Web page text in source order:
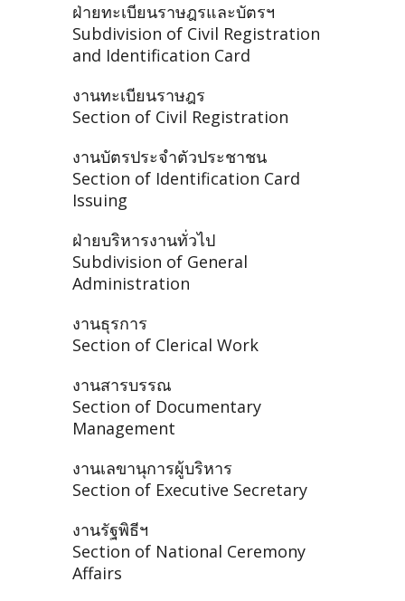
ฝ่ายทะเบียนราษฎรและบัตรฯ
Subdivision of Civil Registration
and Identification Card
งานทะเบียนราษฎร
Section of Civil Registration
งานบัตรประจำตัวประชาชน
Section of Identification Card
Issuing
ฝ่ายบริหารงานทั่วไป
Subdivision of General
Administration
งานธุรการ
Section of Clerical Work
งานสารบรรณ
Section of Documentary
Management
งานเลขานุการผู้บริหาร
Section of Executive Secretary
งานรัฐพิธีฯ
Section of National Ceremony
Affairs